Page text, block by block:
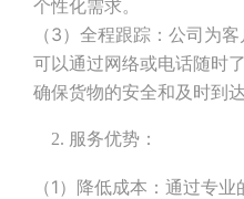
个性化需求。
（3）全程跟踪：公司为
可以通过网络或电话随时
确保货物的安全和及时到达
服务优势：
（1）降低成本：通过专